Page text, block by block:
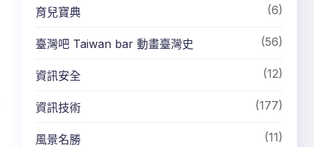
育兒寶典 (6)
臺灣吧 Taiwan bar 動畫臺灣史 (56)
資訊安全 (12)
資訊技術 (177)
風景名勝 (11)